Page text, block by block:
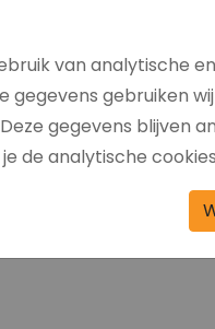
zoveel meer van
wel. Dat was een
Erik Klunder,
ben ik gestopt
ik miste de
ik voor die tijd nog in
van analytische
gegevens gebruiken
gegevens blijven
de analytische